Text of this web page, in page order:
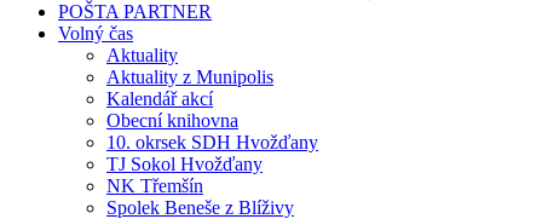
POŠTA PARTNER
Volný čas
Aktuality
Aktuality z Munipolis
Kalendář akcí
Obecní knihovna
10. okrsek SDH Hvožďany
TJ Sokol Hvožďany
NK Třemšín
Spolek Beneše z Blíživy